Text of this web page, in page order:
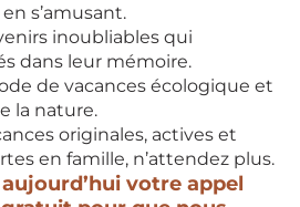
s’amusant.
inoubliables qui
dans leur mémoire.
de vacances écologique et
la nature.
originales, actives et
en famille, n’attendez plus.
votre appel